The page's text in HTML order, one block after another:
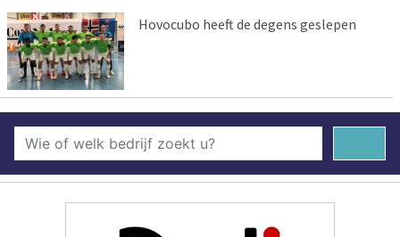
Hovocubo heeft de degens geslepen